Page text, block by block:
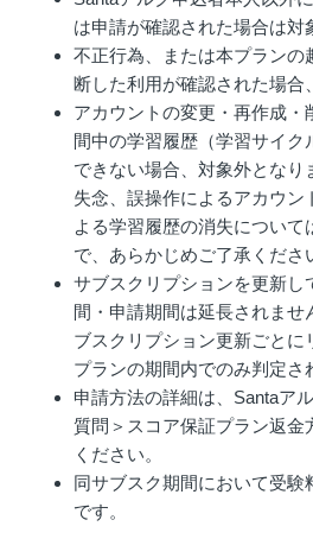
は申請が確認された場合は対
不正行為、または本プランの
断した利用が確認された場合
アカウントの変更・再作成・
間中の学習履歴（学習サイク
できない場合、対象外となり
失念、誤操作によるアカウン
よる学習履歴の消失につい
で、あらかじめご了承くださ
サブスクリプションを更新し
間・申請期間は延長されませ
ブスクリプション更新ごとに
プランの期間内でのみ判定さ
申請方法の詳細は、Santaア
質問＞スコア保証プラン返金
ください。
同サブスク期間において受験
です。